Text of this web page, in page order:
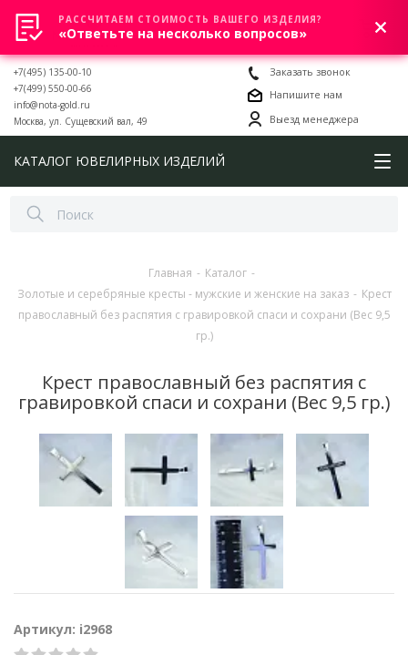
0
+7(495) 135-00-10
+7(499) 550-00-66
info@nota-gold.ru
Москва, ул. Сущевский вал, 49
Заказать звонок
Напишите нам
Выезд менеджера
КАТАЛОГ ЮВЕЛИРНЫХ ИЗДЕЛИЙ
Главная - Каталог -
Золотые и серебряные кресты - мужские и женские на заказ - Крест
православный без распятия с гравировкой спаси и сохрани (Вес 9,5
гр.)
Крест православный без распятия с
гравировкой спаси и сохрани (Вес 9,5 гр.)
Артикул: i2968
РАССЧИТАЕМ СТОИМОСТЬ ВАШЕГО ИЗДЕЛИЯ?
«Ответьте на несколько вопросов»